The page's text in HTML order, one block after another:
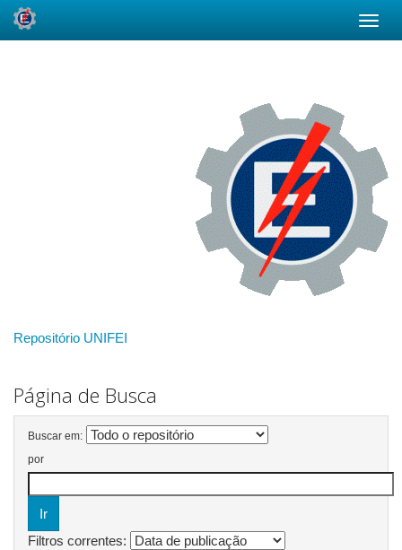
Repositório UNIFEI
Página de Busca
Buscar em:
por
Filtros correntes: